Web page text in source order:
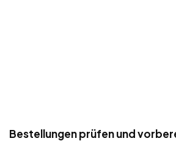
Bestellungen prüfen und